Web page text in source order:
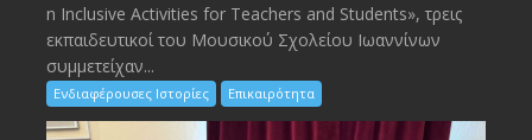
n Inclusive Activities for Teachers and Students», τρεις
εκπαιδευτικοί του Μουσικού Σχολείου Ιωαννίνων
συμμετείχαν...
Ενδιαφέρουσες Ιστορίες Επικαιρότητα